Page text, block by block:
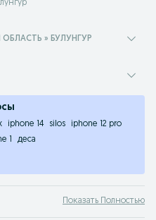
» БУЛУНГУР
iphone 14 silos
iphone 12 pro
1 деса
Показать Полностью